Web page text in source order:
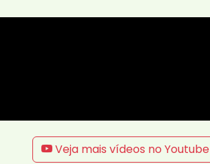
Veja mais vídeos no Youtube